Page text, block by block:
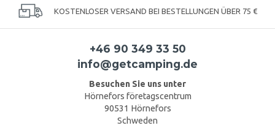
KOSTENLOSER VERSAND BEI BESTELLUNGEN ÜBER 75 €
+46 90 349 33 50
info@getcamping.de
Besuchen Sie uns unter
Hörnefors företagscentrum
90531 Hörnefors
Schweden